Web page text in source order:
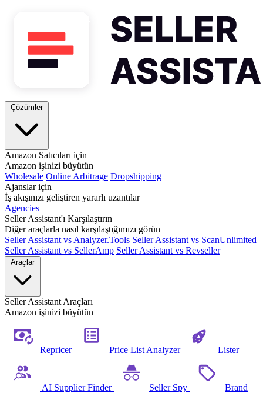
Çözümler
Amazon Satıcıları için
Amazon işinizi büyütün
Wholesale Online Arbitrage Dropshipping
Ajanslar için
İş akışınızı geliştiren yararlı uzantılar
Agencies
Seller Assistant'ı Karşılaştırın
Diğer araçlarla nasıl karşılaştığımızı görün
Seller Assistant vs Analyzer.Tools Seller Assistant vs ScanUnlimited
Seller Assistant vs SellerAmp Seller Assistant vs Revseller
Araçlar
Seller Assistant Araçları
Amazon işinizi büyütün
Repricer Price List Analyzer Lister
AI Supplier Finder Seller Spy Brand